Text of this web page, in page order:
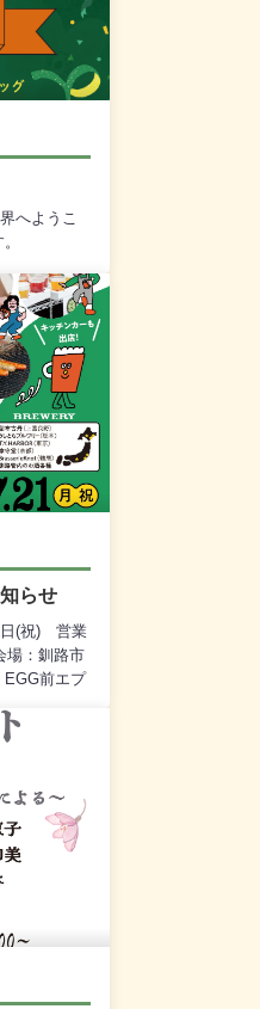
へようこ
らせ
日(祝) 営業
場：釧路市
EGG前エプ
年7月20
バーサイ
ございま